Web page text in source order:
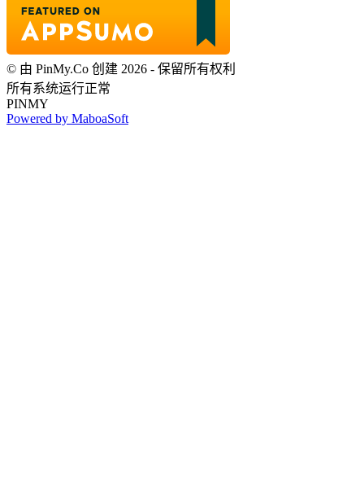
© 由 PinMy.Co 创建 2026 - 保留所有权利
所有系统运行正常
PINMY
Powered by MaboaSoft